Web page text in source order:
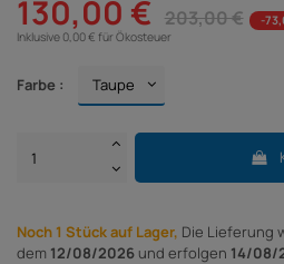
130,00 € 203,00 €
-
Inklusive 0,00 € für Ökosteuer
Farbe :
Noch 1 Stück auf Lager, Die Lieferung
dem 12/08/2026 und erfolgen 14/08/